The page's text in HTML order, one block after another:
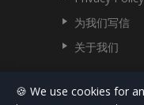
为我们写信
关于我们
🍪 We use cookies for